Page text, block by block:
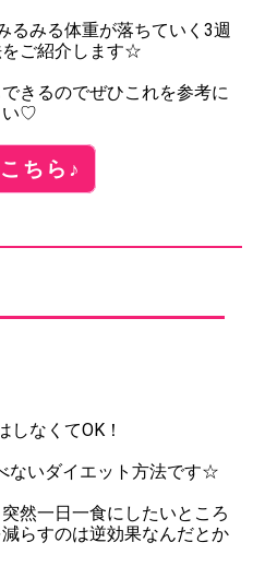
るみる体重が落ちていく3週
をご紹介します☆
きるのでぜひこれを参考に
い♡
ちら♪
しなくてOK！
ないダイエット方法です☆
然一日一食にしたいところ
らすのは逆効果なんだとか